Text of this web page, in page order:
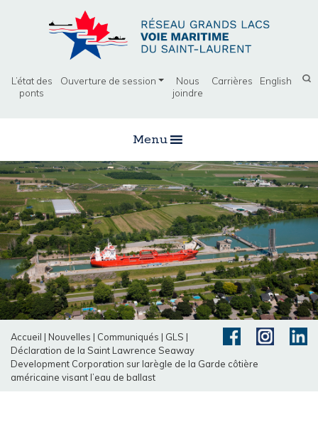
L’état des
ponts
Ouverture de session
Nous
joindre
Carrières English
Menu
Accueil | Nouvelles | Communiqués | GLS |
Déclaration de la Saint Lawrence Seaway
Development Corporation sur larègle de la Garde côtière
américaine visant l’eau de ballast